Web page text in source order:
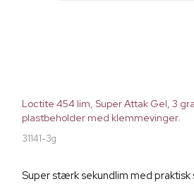
Loctite 454 lim, Super Attak Gel, 3
plastbeholder med klemmevinger.
31141-3g
Super stærk sekundlim med praktisk